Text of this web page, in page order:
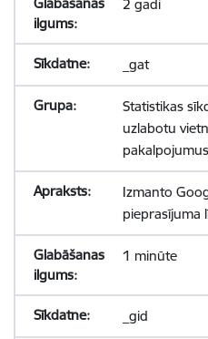
2 gadi
_gat
Statistikas
uzlabotu
Izmanto
pieprasījuma
1 minūte
_gid